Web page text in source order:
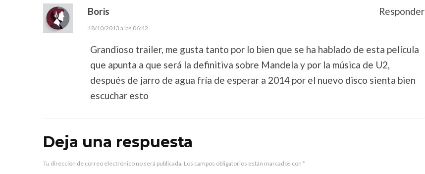
Boris
18/10/2013 a las 06:42
Grandioso trailer, me gusta tanto por lo bien que se ha hablado de esta película
que apunta a que será la definitiva sobre Mandela y por la música de U2,
después de jarro de agua fría de esperar a 2014 por el nuevo disco sienta bien
escuchar esto
Responder
Deja una respuesta
Tu dirección de correo electrónico no será publicada. Los campos obligatorios están marcados con *